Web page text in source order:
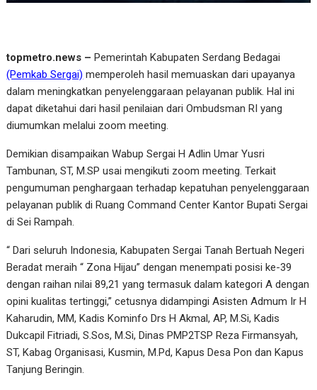
topmetro.news – Pemerintah Kabupaten Serdang Bedagai
(Pemkab Sergai) memperoleh hasil memuaskan dari upayanya
dalam meningkatkan penyelenggaraan pelayanan publik. Hal ini
dapat diketahui dari hasil penilaian dari Ombudsman RI yang
diumumkan melalui zoom meeting.
Demikian disampaikan Wabup Sergai H Adlin Umar Yusri
Tambunan, ST, M.SP usai mengikuti zoom meeting. Terkait
pengumuman penghargaan terhadap kepatuhan penyelenggaraan
pelayanan publik di Ruang Command Center Kantor Bupati Sergai
di Sei Rampah.
“ Dari seluruh Indonesia, Kabupaten Sergai Tanah Bertuah Negeri
Beradat meraih “ Zona Hijau” dengan menempati posisi ke-39
dengan raihan nilai 89,21 yang termasuk dalam kategori A dengan
opini kualitas tertinggi,” cetusnya didampingi Asisten Admum Ir H
Kaharudin, MM, Kadis Kominfo Drs H Akmal, AP, M.Si, Kadis
Dukcapil Fitriadi, S.Sos, M.Si, Dinas PMP2TSP Reza Firmansyah,
ST, Kabag Organisasi, Kusmin, M.Pd, Kapus Desa Pon dan Kapus
Tanjung Beringin.